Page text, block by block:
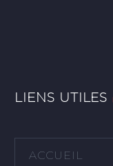
LIENS UTILES
ACCUEIL